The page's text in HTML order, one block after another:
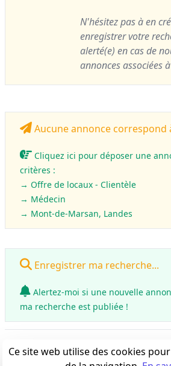
N'hésitez pas à en
enregistrer votre
alerté(e) en cas de
annonces associées
Aucune annonce correspond
Cliquez ici pour déposer une
critères :
→ Offre de locaux - Clientèle
→ Médecin
→ Mont-de-Marsan, Landes
Enregistrer ma recherche...
Alertez-moi si une nouvelle
ma recherche est publiée !
Ce site web utilise des cookies